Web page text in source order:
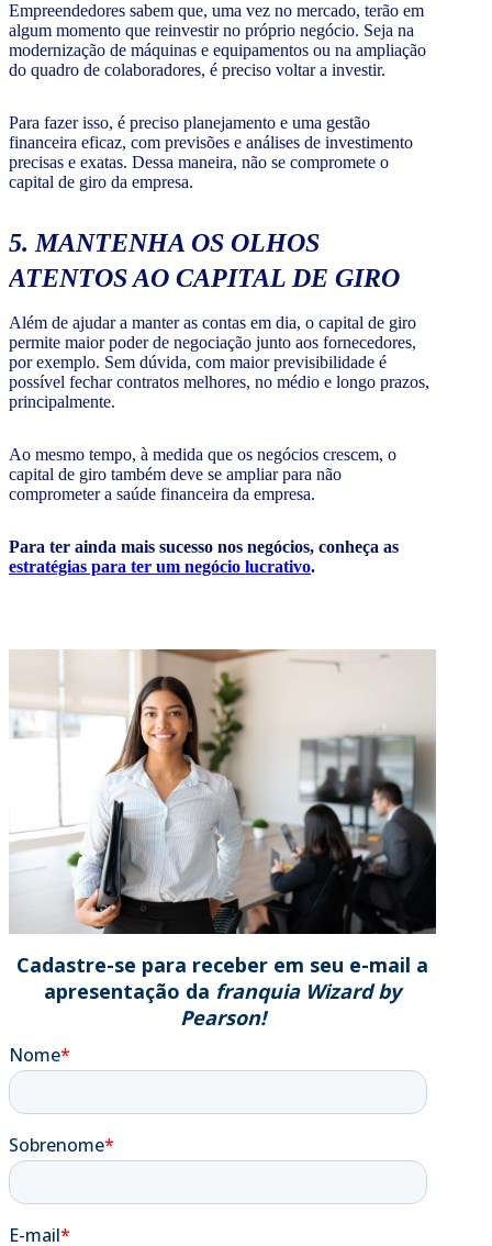
Empreendedores sabem que, uma vez no mercado, terão em
algum momento que reinvestir no próprio negócio. Seja na
modernização de máquinas e equipamentos ou na ampliação
do quadro de colaboradores, é preciso voltar a investir.
Para fazer isso, é preciso planejamento e uma gestão
financeira eficaz, com previsões e análises de investimento
precisas e exatas. Dessa maneira, não se compromete o
capital de giro da empresa.
5. MANTENHA OS OLHOS
ATENTOS AO CAPITAL DE GIRO
Além de ajudar a manter as contas em dia, o capital de giro
permite maior poder de negociação junto aos fornecedores,
por exemplo. Sem dúvida, com maior previsibilidade é
possível fechar contratos melhores, no médio e longo prazos,
principalmente.
Ao mesmo tempo, à medida que os negócios crescem, o
capital de giro também deve se ampliar para não
comprometer a saúde financeira da empresa.
Para ter ainda mais sucesso nos negócios, conheça as
estratégias para ter um negócio lucrativo.